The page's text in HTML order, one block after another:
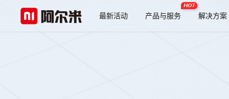
最新活动 产品与服务
HOT
解决方案